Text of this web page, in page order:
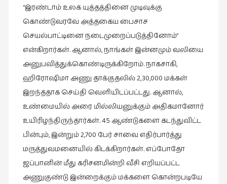
“இரண்டாம் உலக யுத்தத்தினை முடிவுக்கு
கொண்டுவரவே அத்தகைய பைசாச
செயல்பாட்டினை நடைமுறைப்படுத்தினோம்”
என்கிறார்கள். ஆனால், நாங்கள் இன்னமும் வலியை
அனுபவித்துக்கொண்டிருக்கிறோம். நாகசாகி,
ஹிரோஷிமா அணு தாக்குதலில் 2,30,000 மக்கள்
இறந்ததாக செய்தி வெளியிடப்பட்டது. ஆனால்,
உண்மையில் அரை மில்லியனுக்கும் அதிகமானோர்
உயிரிழந்திருந்தார்கள். 45 ஆண்டுகளை கடந்துவிட்ட
பின்பும், இன்றும் 2,700 பேர் சாவை எதிர்பார்த்து
மருத்துவமனையில் கிடக்கிறார்கள். எப்போதோ
ஜப்பானின் மீது கரிசனமின்றி வீசி எறியப்பட்ட
அணுகுண்டு இன்றைக்கும் மக்களை கொன்றபடியே